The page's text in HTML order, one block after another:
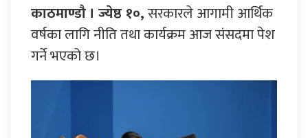
काठमाण्डौ । ज्येष्ठ १०,सरकारले आगामी आर्थिक
वर्षका लागि नीति तथा कार्यक्रम आज संसदमा पेश
गर्ने भएको छ।